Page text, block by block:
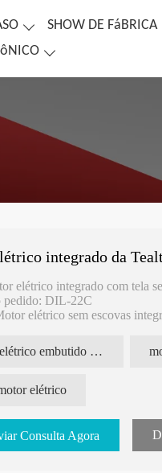
SHOW DE FáBRICA
integrado da
elétrico integrado com tela
pedido: DIL-22C
elétrico sem escovas
de rotação: 2000~40000 rpm
N.cm
do motor: 22*C74mm
(branca)
do sistema de controle:
motor elétrico embutido para uso odontológico
elétrico
Consulta Agora